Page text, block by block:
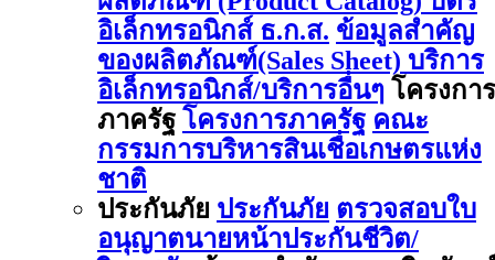
อิเล็กทรอนิกส์ ธ.ก.ส. ข้อมูลสำคัญ
ของผลิตภัณฑ์(Sales Sheet) บริการ
อิเล็กทรอนิกส์/บริการอื่นๆ โครงการ
ภาครัฐ โครงการภาครัฐ คณะ
กรรมการบริหารสินเชื่อเกษตรแห่ง
ชาติ
ประกันภัย ประกันภัย ตรวจสอบใบ
อนุญาตนายหน้าประกันชีวิต/